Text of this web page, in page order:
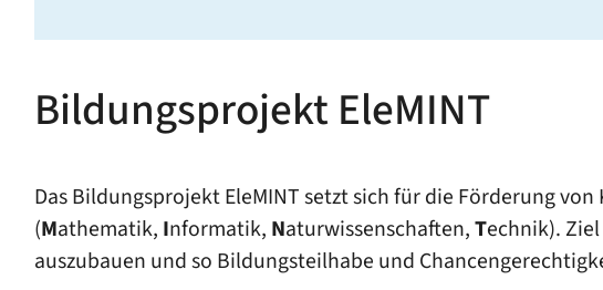
Bildungsprojekt EleMINT
Das Bildungsprojekt EleMINT setzt sich für die Förderung
(Mathematik, Informatik, Naturwissenschaften,Technik).
auszubauen und so Bildungsteilhabe und